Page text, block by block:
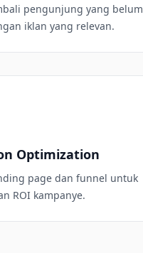
pengunjung yang belum
iklan yang relevan.
Optimization
page dan funnel untuk
ROI kampanye.